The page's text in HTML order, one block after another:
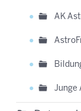
AK
Junge